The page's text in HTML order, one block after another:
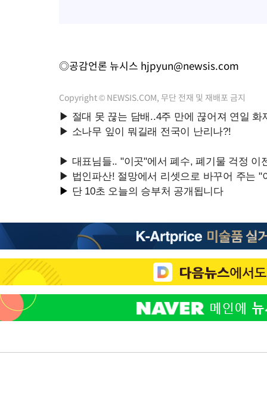
◎공감언론 뉴시스 hjpyun@newsis.com
Copyright © NEWSIS.COM, 무단 전재 및 재배포 금지